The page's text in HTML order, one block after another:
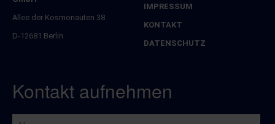
Allee der Kosmonauten 38
D-12681 Berlin
überspringen
IMPRESSUM
KONTAKT
DATENSCHUTZ
Kontakt aufnehmen